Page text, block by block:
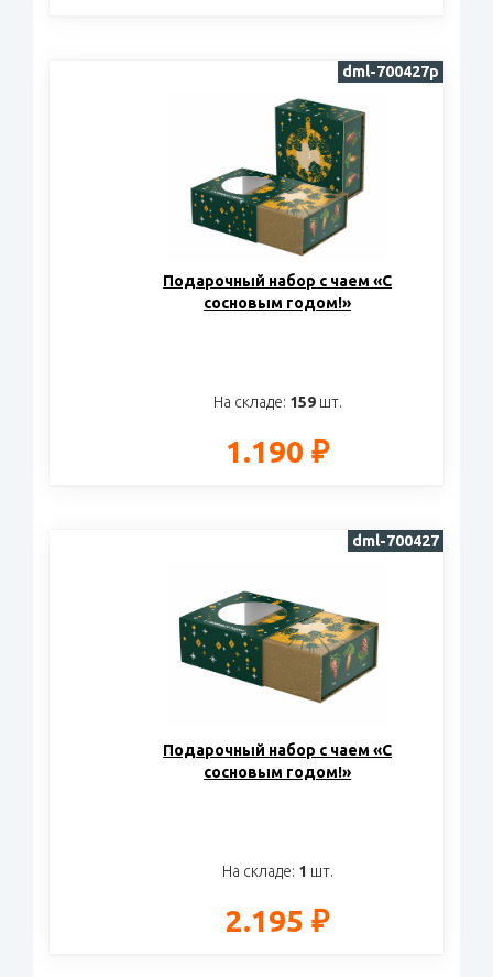
Подарочный набор c чаем «С
сосновым годом!»
На складе: 159шт.
1.190 ₽
dml-700427p
Подарочный набор c чаем «С
сосновым годом!»
На складе: 1 шт.
2.195 ₽
dml-700427